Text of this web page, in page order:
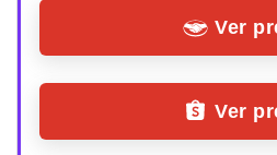
Ver
Ver